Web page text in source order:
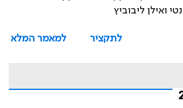
ואילן ליבוביץ
לתקציר
למאמר המלא